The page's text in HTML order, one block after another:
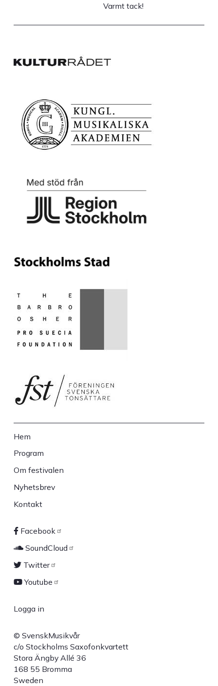
Varmt tack!
Sidfot
Hem
Program
Om festivalen
Nyhetsbrev
Kontakt
Sociala
länkar
Facebook
SoundCloud
Twitter
Youtube
account
menu
Logga in
© SvenskMusikvår
c/o Stockholms Saxofonkvartett
Stora Ängby Allé 36
168 55 Bromma
Sweden